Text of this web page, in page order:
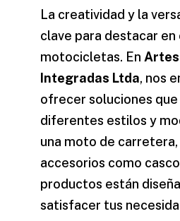
La creatividad y la
clave para destacar en
motocicletas. En
Integradas Ltda, nos
ofrecer soluciones
diferentes estilos y
una moto de
accesorios como
productos están
satisfacer tus